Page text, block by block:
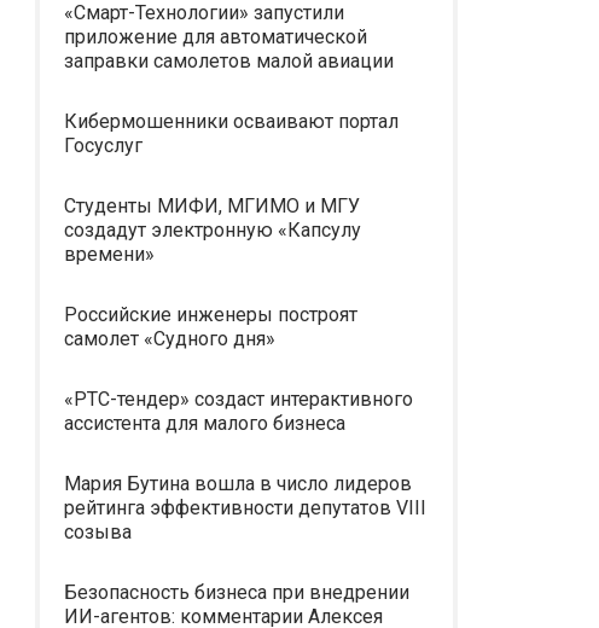
«Смарт-Технологии» запустили
приложение для автоматической
заправки самолетов малой авиации
Кибермошенники осваивают портал
Госуслуг
Студенты МИФИ, МГИМО и МГУ
создадут электронную «Капсулу
времени»
Российские инженеры построят
самолет «Судного дня»
«РТС-тендер» создаст интерактивного
ассистента для малого бизнеса
Мария Бутина вошла в число лидеров
рейтинга эффективности депутатов VIII
созыва
Безопасность бизнеса при внедрении
ИИ-агентов: комментарии Алексея